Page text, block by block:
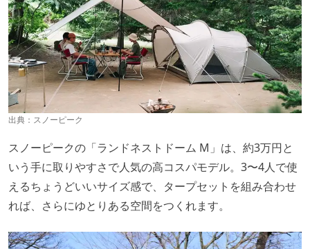
出典： スノーピーク
スノーピークの「ランドネストドーム M」は、約3万円と
いう手に取りやすさで人気の高コスパモデル。3〜4人で使
えるちょうどいいサイズ感で、タープセットを組み合わせ
れば、さらにゆとりある空間をつくれます。